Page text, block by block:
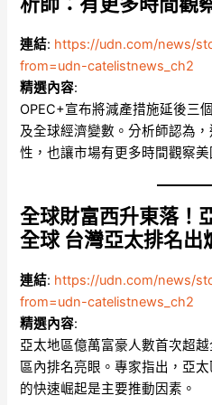
連結: https://udn.com/news/
from=udn-catelistnews_ch2
精選內容:
OPEC+宣布將減產措施延後三
及全球經濟變數。分析師認為
性，也讓市場有更多時間觀察
全球財富西升東落！
全球 台灣亞太排名出
連結: https://udn.com/news/
from=udn-catelistnews_ch2
精選內容:
亞太地區億萬富豪人數首次超
區內排名亮眼。專家指出，亞
的快速崛起是主要推動因素。